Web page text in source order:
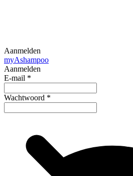
Aanmelden
myAshampoo
Aanmelden
E-mail *
Wachtwoord *